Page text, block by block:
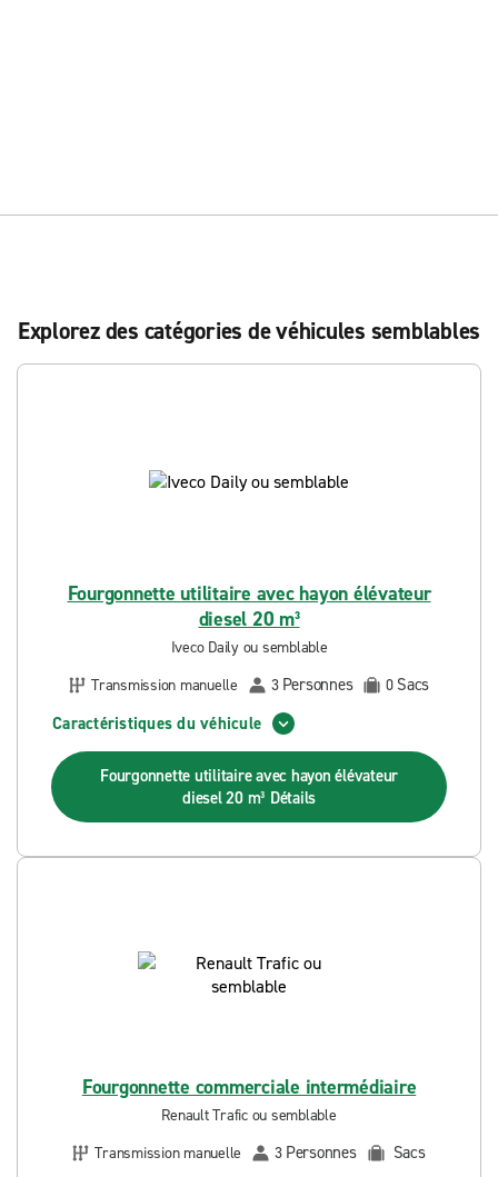
Explorez des catégories de véhicules semblables
Fourgonnette utilitaire avec hayon élévateur
diesel 20 m³
Iveco Daily ou semblable
Transmission manuelle
3 Personnes 0 Sacs
Caractéristiques du véhicule
Fourgonnette utilitaire avec hayon élévateur
diesel 20 m³ Détails
Fourgonnette commerciale intermédiaire
Renault Trafic ou semblable
Transmission manuelle
3 Personnes
Sacs